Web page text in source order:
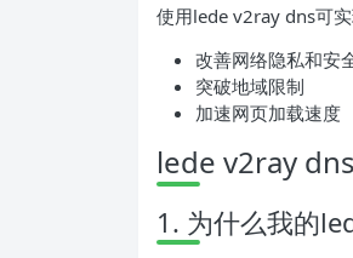
使用lede v2ray dns可实
改善网络隐私和安
突破地域限制
加速网页加载速度
lede v2ray
1. 为什么我的